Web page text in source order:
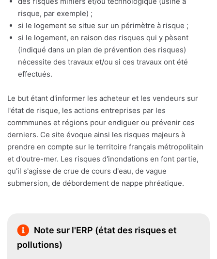
risque, par exemple) ;
si le logement se situe sur un périmètre à risque ;
si le logement, en raison des risques qui y pèsent
(indiqué dans un plan de prévention des risques)
nécessite des travaux et/ou si ces travaux ont été
effectués.
Le but étant d'informer les acheteur et les vendeurs sur
l'état de risque, les actions entreprises par les
commmunes et régions pour endiguer ou prévenir ces
derniers. Ce site évoque ainsi les risques majeurs à
prendre en compte sur le territoire français métropolitain
et d'outre-mer. Les risques d'inondations en font partie,
qu'il s'agisse de crue de cours d'eau, de vague
submersion, de débordement de nappe phréatique.
Note sur l'ERP (état des risques et
pollutions)